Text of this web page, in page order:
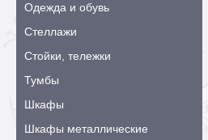
Одежда и обувь
Стеллажи
Стойки, тележки
Тумбы
Шкафы
Шкафы металлические